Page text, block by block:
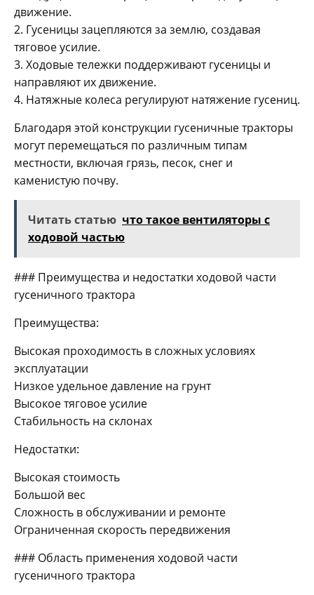
движение.
2. Гусеницы зацепляются за землю, создавая
тяговое усилие.
3. Ходовые тележки поддерживают гусеницы и
направляют их движение.
4. Натяжные колеса регулируют натяжение гусениц.
Благодаря этой конструкции гусеничные тракторы
могут перемещаться по различным типам
местности, включая грязь, песок, снег и
каменистую почву.
Читать статью что такое вентиляторы с
ходовой частью
### Преимущества и недостатки ходовой части
гусеничного трактора
Преимущества:
Высокая проходимость в сложных условиях
эксплуатации
Низкое удельное давление на грунт
Высокое тяговое усилие
Стабильность на склонах
Недостатки:
Высокая стоимость
Большой вес
Сложность в обслуживании и ремонте
Ограниченная скорость передвижения
### Область применения ходовой части
гусеничного трактора